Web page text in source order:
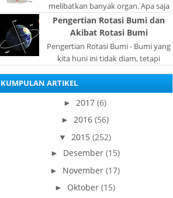
melibatkan banyak organ. Apa saja
organ penyusun sistem pencernaan
pada manusia ? Organ penyusun
sistem p...
Pengertian Rotasi Bumi dan
Akibat Rotasi Bumi
Pengertian Rotasi Bumi - Bumi yang
kita huni ini tidak diam, tetapi
disebut rotasi bumi. Waktu yang
diperlukan...
KUMPULAN ARTIKEL
► 2017 (6)
► 2016 (56)
▼ 2015 (252)
► Desember (15)
► November (17)
► Oktober (15)